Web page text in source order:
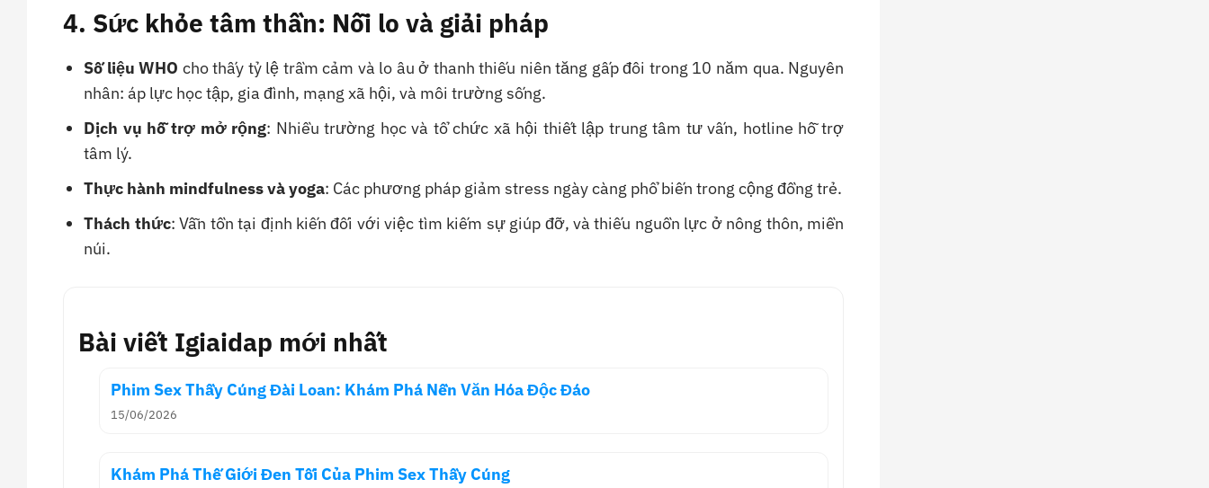
4. Sức khỏe tâm thần: Nỗi lo và giải pháp
Số liệu WHO cho thấy tỷ lệ trầm cảm và lo âu ở thanh thiếu niên tăng gấp đôi trong 10 năm qua. Nguyên
nhân: áp lực học tập, gia đình, mạng xã hội, và môi trường sống.
Dịch vụ hỗ trợ mở rộng: Nhiều trường học và tổ chức xã hội thiết lập trung tâm tư vấn, hotline hỗ trợ
tâm lý.
Thực hành mindfulness và yoga: Các phương pháp giảm stress ngày càng phổ biến trong cộng đồng trẻ.
Thách thức: Vẫn tồn tại định kiến đối với việc tìm kiếm sự giúp đỡ, và thiếu nguồn lực ở nông thôn, miền
núi.
Bài viết Igiaidap mới nhất
Phim Sex Thầy Cúng Đài Loan: Khám Phá Nền Văn Hóa Độc Đáo
15/06/2026
Khám Phá Thế Giới Đen Tối Của Phim Sex Thầy Cúng